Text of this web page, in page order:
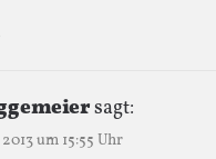
sagt:
um 15:55 Uhr